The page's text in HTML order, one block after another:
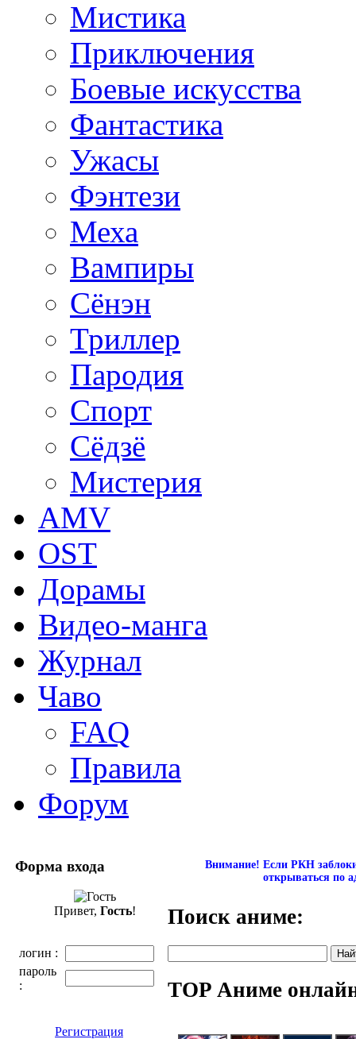
Мистика
Приключения
Боевые искусства
Фантастика
Ужасы
Фэнтези
Меха
Вампиры
Сёнэн
Триллер
Пародия
Спорт
Сёдзё
Мистерия
AMV
OST
Дорамы
Видео-манга
Журнал
Чаво
FAQ
Правила
Форум
Форма входа
Привет, Гость!
логин :
пароль
:
Регистрация
Внимание! Если РКН
открываться по
Поиск аниме:
TOP Аниме